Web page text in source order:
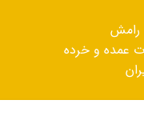
رامش
عمده و خرده